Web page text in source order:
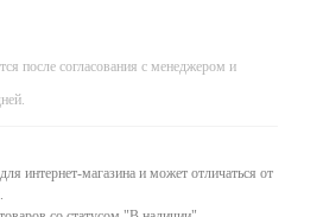
после согласования с менеджером и
интернет-магазина и может отличаться от